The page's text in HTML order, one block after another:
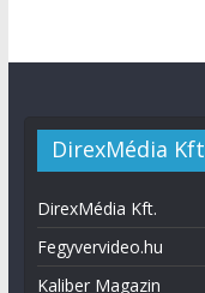
DirexMédia Kft
DirexMédia Kft.
Fegyvervideo.hu
Kaliber Magazin